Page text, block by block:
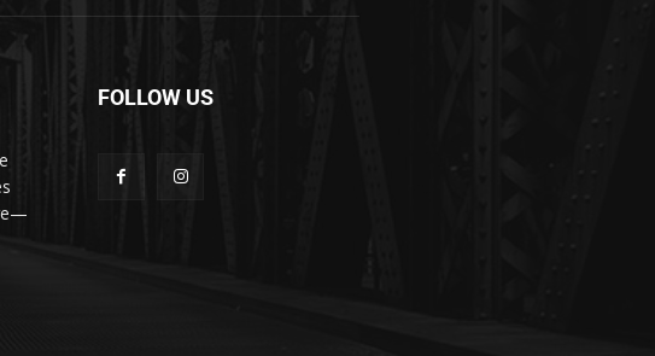
FOLLOW US